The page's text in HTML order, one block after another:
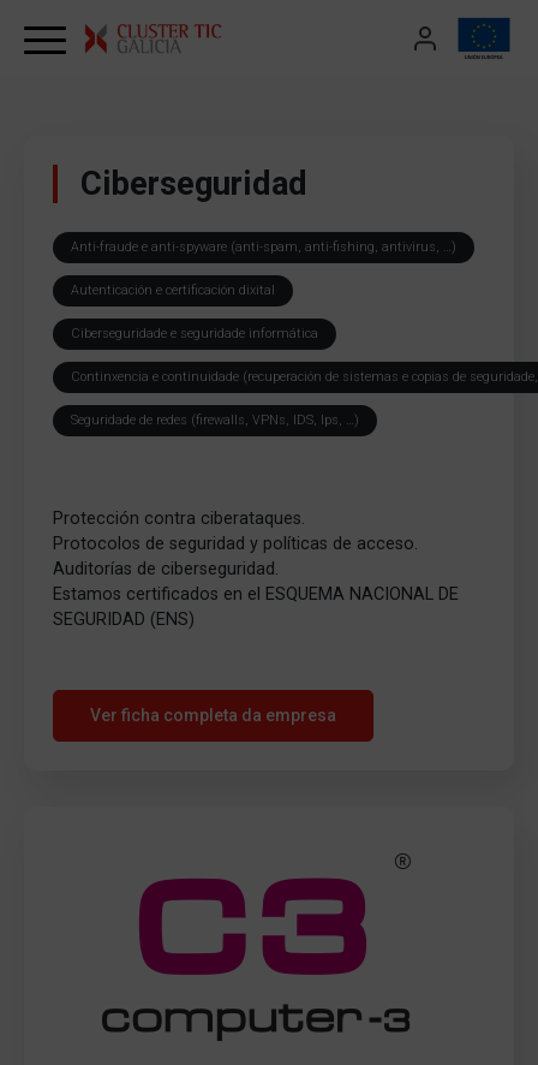
Ciberseguridad
Anti-fraude e anti-spyware (anti-spam, anti-fishing, antivirus, …)
Autenticación e certificación dixital
Ciberseguridade e seguridade informática
Continxencia e continuidade (recuperación de sistemas e copias de
Seguridade de redes (firewalls, VPNs, IDS, Ips, …)
Protección contra ciberataques.
Protocolos de seguridad y políticas de acceso.
Auditorías de ciberseguridad.
Estamos certificados en el ESQUEMA NACIONAL DE
SEGURIDAD (ENS)
Ver ficha completa da empresa